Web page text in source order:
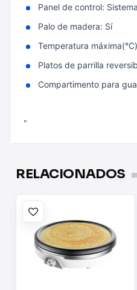
Panel de control:
Palo de madera: Sí
Temperatura
Platos de parrilla
Compartimento para
"
RELACIONADOS